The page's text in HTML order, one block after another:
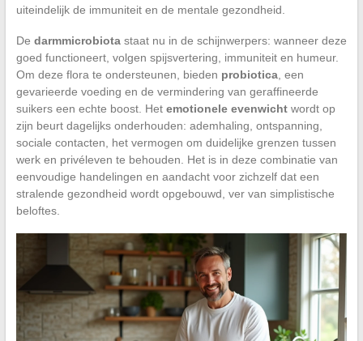
uiteindelijk de immuniteit en de mentale gezondheid.
De darmmicrobiotastaat nu in de schijnwerpers: wanneer deze
goed functioneert, volgen spijsvertering, immuniteit en humeur.
Om deze flora te ondersteunen, bieden probiotica, een
gevarieerde voeding en de vermindering van geraffineerde
suikers een echte boost. Het emotionele evenwichtwordt op
zijn beurt dagelijks onderhouden: ademhaling, ontspanning,
sociale contacten, het vermogen om duidelijke grenzen tussen
werk en privéleven te behouden. Het is in deze combinatie van
eenvoudige handelingen en aandacht voor zichzelf dat een
stralende gezondheid wordt opgebouwd, ver van simplistische
beloftes.